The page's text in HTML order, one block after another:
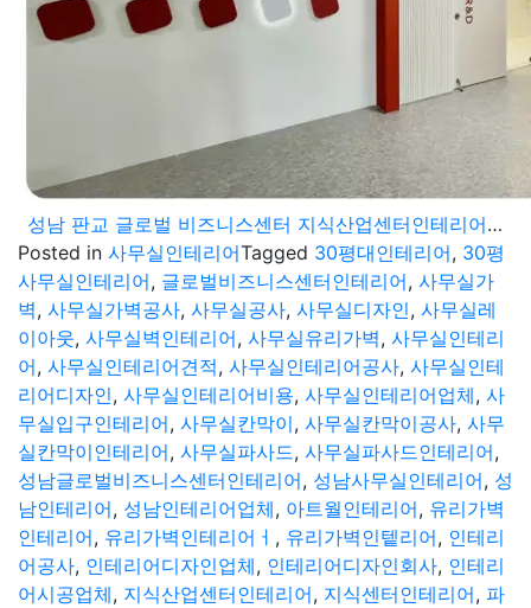
성남 판교 글로벌 비즈니스센터 지식산업센터인테리어 가성비 높은 30평 사무실 공사
Posted in 사무실인테리어Tagged 30평대인테리어, 30평
사무실인테리어, 글로벌비즈니스센터인테리어, 사무실가
벽, 사무실가벽공사, 사무실공사, 사무실디자인, 사무실레
이아웃, 사무실벽인테리어, 사무실유리가벽, 사무실인테리
어, 사무실인테리어견적, 사무실인테리어공사, 사무실인테
리어디자인, 사무실인테리어비용, 사무실인테리어업체, 사
무실입구인테리어, 사무실칸막이, 사무실칸막이공사, 사무
실칸막이인테리어, 사무실파사드, 사무실파사드인테리어,
성남글로벌비즈니스센터인테리어, 성남사무실인테리어, 성
남인테리어, 성남인테리어업체, 아트월인테리어, 유리가벽
인테리어, 유리가벽인테리어ㅓ , 유리가벽인텥리어, 인테리
어공사, 인테리어디자인업체, 인테리어디자인회사, 인테리
어시공업체, 지식산업센터인테리어, 지식센터인테리어, 파